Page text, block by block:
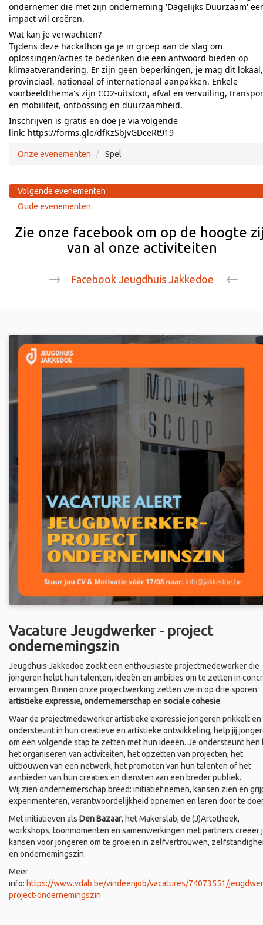
ondernemer die met zijn onderneming 'Dagelijks Duurzaam'
impact wil creëren.
Wat kan je verwachten?
Tijdens deze hackathon ga je in groep aan de slag om
oplossingen/acties te bedenken die een antwoord bieden op
klimaatverandering. Er zijn geen beperkingen, je mag dit lokaal,
provinciaal, nationaal of internationaal aanpakken. Enkele
voorbeeldthema's zijn CO2-uitstoot, afval en vervuiling,
en mobiliteit, ontbossing en duurzaamheid.
Inschrijven is gratis en doe je via volgende
link: https://forms.gle/dfKzSbJvGDceRt919
Onze evenementen Spel
Volgende evenementen
Oude evenementen
Zie onze facebook om op de hoogte
van al onze activiteiten
→
Facebook Jeugdhuis Jakkedoe ←
Vacature Jeugdwerker - project
ondernemingszin
Jeugdhuis Jakkedoe zoekt een enthousiaste projectmedewerker die
jongeren helpt hun talenten, ideeën en ambities om te zetten in
ervaringen. Binnen onze projectwerking zetten we in op drie sporen:
artistieke expressie, ondernemerschapen sociale cohesie.
Waar de projectmedewerker artistieke expressie jongeren prikkelt en
ondersteunt in hun creatieve en artistieke ontwikkeling, help jij
om een volgende stap te zetten met hun ideeën. Je ondersteunt hen
het organiseren van activiteiten, het opzetten van projecten, het
uitbouwen van een netwerk, het promoten van hun talenten of het
aanbieden van hun creaties en diensten aan een breder publiek.
Wij zien ondernemerschap breed: initiatief nemen, kansen zien en
experimenteren, verantwoordelijkheid opnemen en leren door te
Met initiatieven als Den Bazaar, het Makerslab, de (J)Artotheek,
workshops, toonmomenten en samenwerkingen met partners creëer
kansen voor jongeren om te groeien in zelfvertrouwen,
en ondernemingszin.
Meer
info: https://www.vdab.be/vindeenjob/vacatures/74073551/
project-ondernemingszin